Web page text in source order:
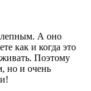
А оно
как и когда это
Поэтому
но и очень